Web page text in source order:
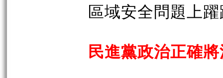
區域安全問題上
民進黨政治正確